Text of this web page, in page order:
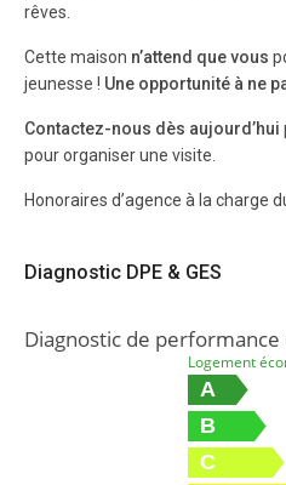
rêves.
Cette maison n’attend que vous
jeunesse ! Une opportunité à ne
Contactez-nous dès aujourd’hui
pour organiser une visite.
Honoraires d’agence à la charge
Diagnostic DPE & GES
Diagnostic de
Logement
A
B
C